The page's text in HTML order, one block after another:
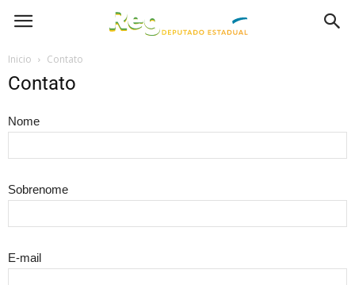
Inicio Contato
Contato
Nome
Sobrenome
E-mail